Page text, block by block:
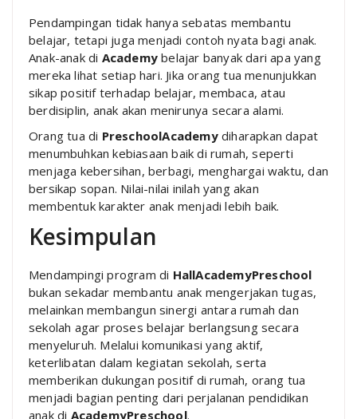
Pendampingan tidak hanya sebatas membantu
belajar, tetapi juga menjadi contoh nyata bagi anak.
Anak-anak di Academy belajar banyak dari apa yang
mereka lihat setiap hari. Jika orang tua menunjukkan
sikap positif terhadap belajar, membaca, atau
berdisiplin, anak akan menirunya secara alami.
Orang tua di PreschoolAcademydiharapkan dapat
menumbuhkan kebiasaan baik di rumah, seperti
menjaga kebersihan, berbagi, menghargai waktu, dan
bersikap sopan. Nilai-nilai inilah yang akan
membentuk karakter anak menjadi lebih baik.
Kesimpulan
Mendampingi program di HallAcademyPreschool
bukan sekadar membantu anak mengerjakan tugas,
melainkan membangun sinergi antara rumah dan
sekolah agar proses belajar berlangsung secara
menyeluruh. Melalui komunikasi yang aktif,
keterlibatan dalam kegiatan sekolah, serta
memberikan dukungan positif di rumah, orang tua
menjadi bagian penting dari perjalanan pendidikan
anak di AcademyPreschool.